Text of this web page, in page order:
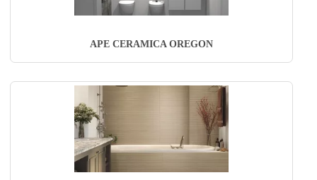
APE CERAMICA OREGON